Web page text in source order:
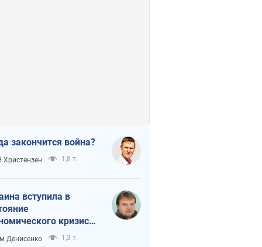
закончится война?
Христензен 1,8 т.
вступила в
кризиса.
ли свет в конце
Денисенко 1,3 т.